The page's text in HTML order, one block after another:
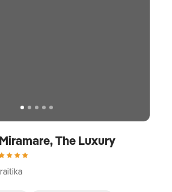
The Luxury